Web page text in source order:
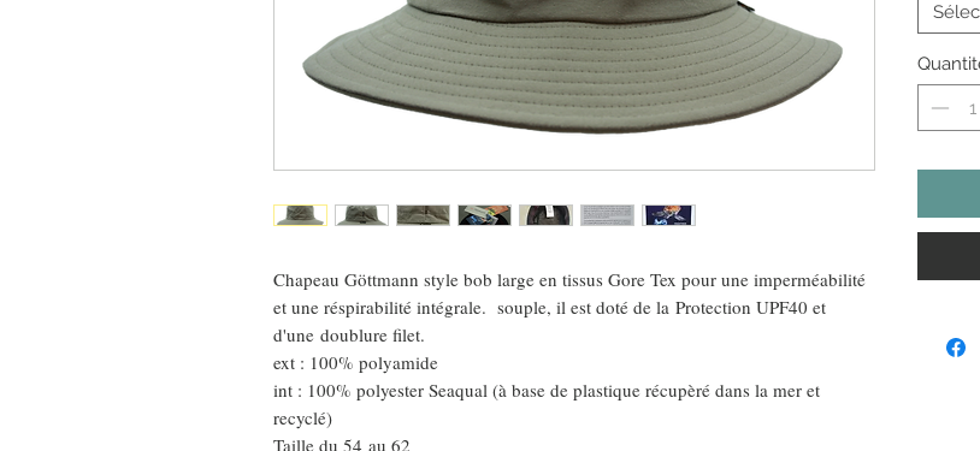
Chapeau Göttmann style bob large en tissus Gore Tex pour une imperméabilité
et une réspirabilité intégrale. souple, il est doté de la Protection UPF40 et
d'une doublure filet.
ext : 100% polyamide
int : 100% polyester Seaqual (à base de plastique récupèré dans la mer et
recyclé)
Taille du 54 au 62